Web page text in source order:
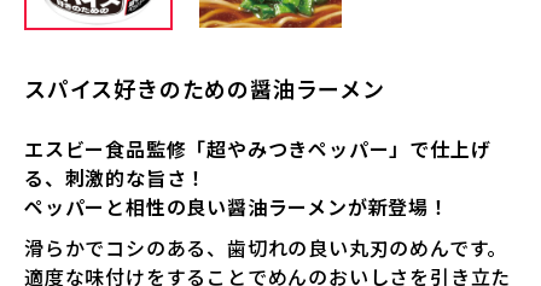
スパイス好きのための醤油ラーメン
エスビー食品監修「超やみつきペッパー」で仕上げ
る、刺激的な旨さ！
ペッパーと相性の良い醤油ラーメンが新登場！
滑らかでコシのある、歯切れの良い丸刃のめんです。
適度な味付けをすることでめんのおいしさを引き立た